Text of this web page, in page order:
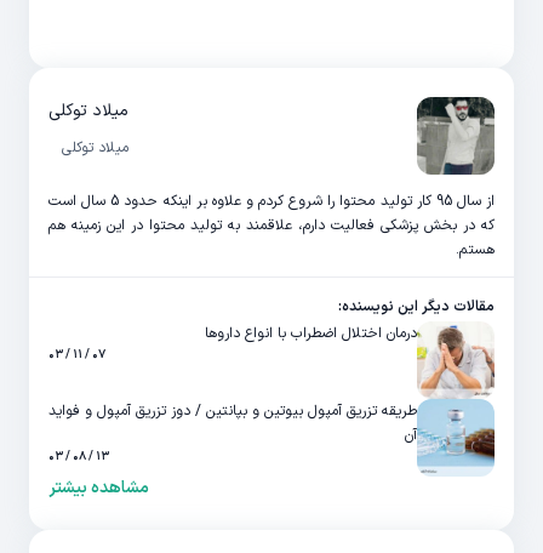
میلاد توکلی
میلاد توکلی
از سال 95 کار تولید محتوا را شروع کردم و علاوه بر اینکه حدود 5 سال است
که در بخش پزشکی فعالیت دارم، علاقمند به تولید محتوا در این زمینه هم
هستم.
مقالات دیگر این نویسنده:
درمان اختلال اضطراب با انواع داروها
۰۷ / ۱۱ / ۰۳
طریقه تزریق آمپول بیوتین و بپانتین / دوز تزریق آمپول و فواید
آن
۱۳ / ۰۸ / ۰۳
مشاهده بیشتر